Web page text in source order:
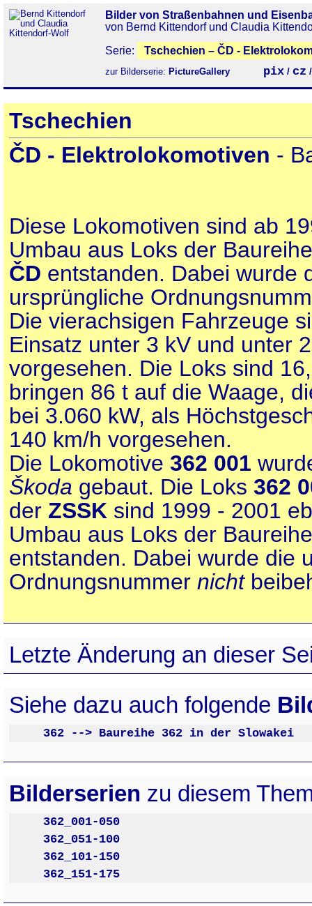
Bilder von Straßenbahnen und
von Bernd Kittendorf und Claudia
Serie:
Tschechien – ČD -
zur Bilderserie: PictureGallery pix / cz
Tschechien
ČD - Elektrolokomotiven -
Diese Lokomotiven sind ab
Umbau aus Loks der
ČD entstanden. Dabei wurde
ursprüngliche
Die vierachsigen Fahrzeuge
Einsatz unter 3 kV und unter
vorgesehen. Die Loks sind
bringen 86 t auf die Waage,
bei 3.060 kW, als
140 km/h vorgesehen.
Die Lokomotive 362 001
Škoda gebaut. Die Loks 362
der ZSSK sind 1999 - 2001
Umbau aus Loks der
entstanden. Dabei wurde die
Ordnungsnummer nicht
Letzte Änderung an dieser
Siehe dazu auch folgende
362 --> Baureihe 362 in der Slowakei
Bilderserien zu diesem
362_001-050
362_051-100
362_101-150
362_151-175